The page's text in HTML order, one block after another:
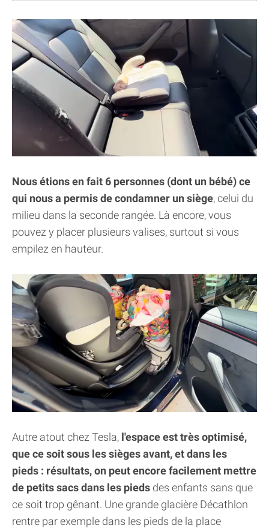
Nous étions en fait 6 personnes (dont un bébé) ce
qui nous a permis de condamner un siège, celui du
milieu dans la seconde rangée. Là encore, vous
pouvez y placer plusieurs valises, surtout si vous
empilez en hauteur.
Autre atout chez Tesla, l'espace est très optimisé,
que ce soit sous les sièges avant, et dans les
pieds : résultats, on peut encore facilement mettre
de petits sacs dans les pieds des enfants sans que
ce soit trop gênant. Une grande glacière Décathlon
rentre par exemple dans les pieds de la place